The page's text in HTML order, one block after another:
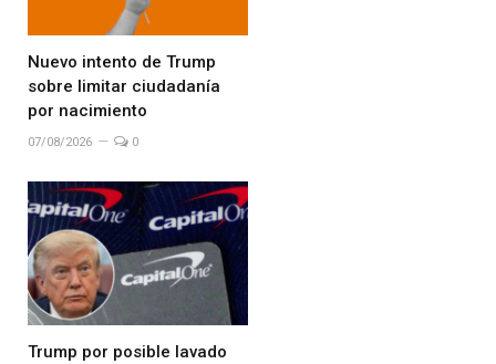
Nuevo intento de Trump
sobre limitar ciudadanía
por nacimiento
07/08/2026 0
Trump por posible lavado